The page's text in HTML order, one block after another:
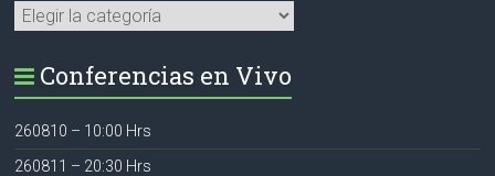
Categorías
Conferencias en Vivo
260810 – 10:00 Hrs
260811 – 20:30 Hrs